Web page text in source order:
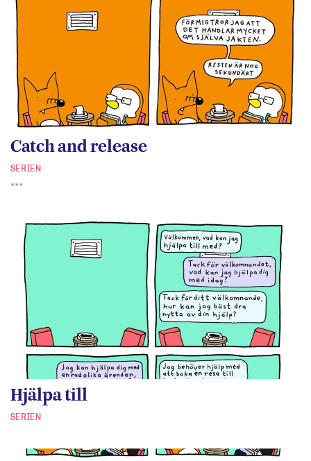
Catch and release
SERIEN
***
Hjälpa till
SERIEN